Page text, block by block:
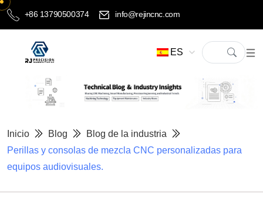
+86 13790500374 info@rejincnc.com
ES
Inicio Blog
Blog de la industria
Perillas y consolas de mezcla CNC personalizadas para
equipos audiovisuales.